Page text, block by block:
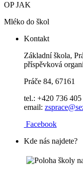
OP JAK
Mléko do škol
Kontakt
Základní škola,
příspěvková
Práče 84, 67161
tel.: +420 736
email:
Facebook
Kde nás najdete?